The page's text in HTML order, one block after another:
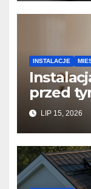
INSTALACJE
przed
błędy i
LIP 15, 2026